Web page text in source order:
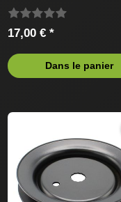
17,00 € *
Dans le panier